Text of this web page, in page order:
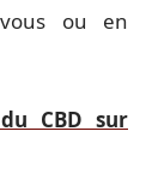
ou en
CBD sur